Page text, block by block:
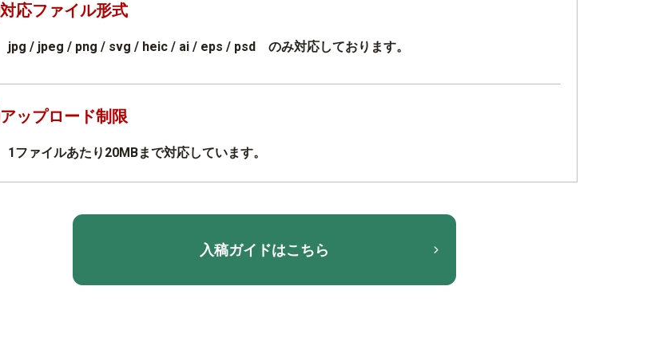
対応ファイル形式
jpg / jpeg / png / svg / heic / ai / eps / psd のみ対応しております。
アップロード制限
1ファイルあたり20MBまで対応しています。
入稿ガイドはこちら